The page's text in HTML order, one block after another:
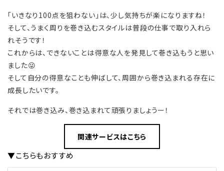
「いきなり100点を狙わない」は、少し気持ちが楽になりますね！
そして、うまく周りを巻き込むスタイルは普段の仕事で取り入れら
れそうです！
これからは、できないことは得意な人を発見して巻き込もうと思い
ました😜
そして自分の得意なことも伸ばして、周囲から巻き込まれる存在に
成長したいです。
それでは巻き込み、巻き込まれて頑張りましょうー！
関連サービスはこちら
▼こちらもおすすめ